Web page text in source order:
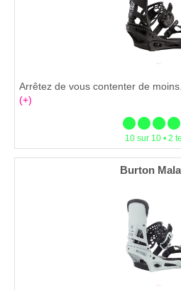
Arrêtez de vous contenter de
(+)
10 sur 10 • 2
Burton